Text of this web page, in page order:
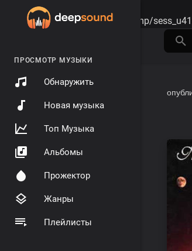
Warning: session_start(): open(/tmp/
ПРОСМОТР МУЗЫКИ
Обнаружить
Новая музыка
Топ Музыка
Альбомы
Прожектор
Жанры
Плейлисты